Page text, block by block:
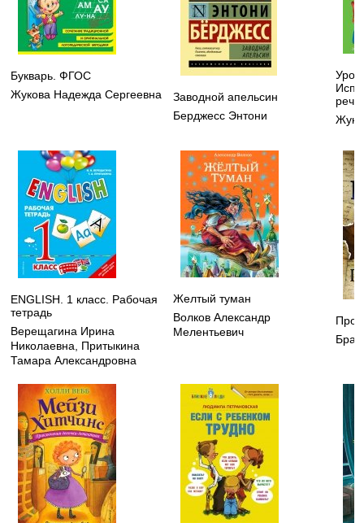
Букварь. ФГОС
Жукова Надежда Сергеевна
Заводной апельсин
Берджесс Энтони
речи
ENGLISH. 1 класс. Рабочая
тетрадь
Верещагина Ирина
Николаевна
Притыкина
Тамара Александровна
Желтый туман
Волков Александр
Мелентьевич